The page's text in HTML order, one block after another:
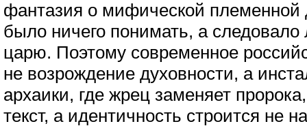
фантазия о мифической племенной
было ничего понимать, а
царю. Поэтому современное
не возрождение духовности, а
архаики, где жрец заменяет
текст, а идентичность строится не